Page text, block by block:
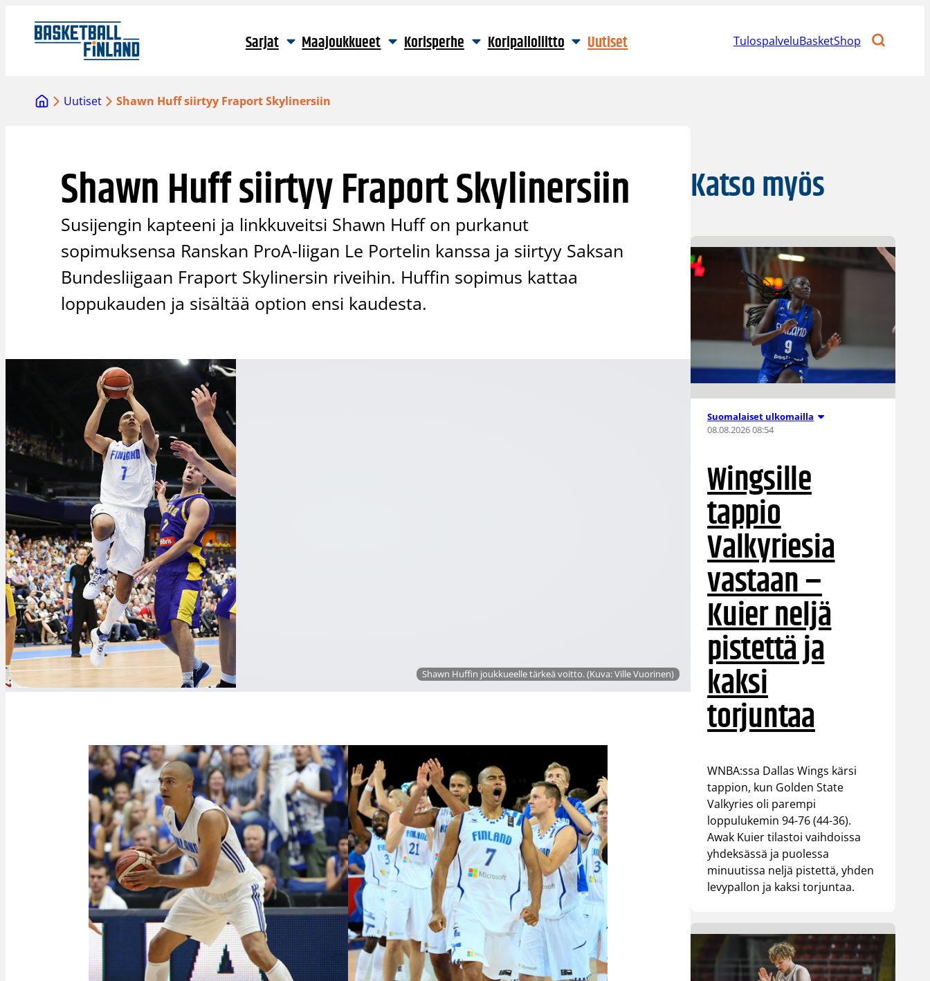
sisältöön
Sarjat Maajoukkueet Korisperhe Koripalloliitto Uutiset TulospalveluBasketShop
Uutiset Shawn Huff siirtyy Fraport Skylinersiin
Shawn Huff siirtyy Fraport Skylinersiin
Susijengin kapteeni ja linkkuveitsi Shawn Huff on purkanut
sopimuksensa Ranskan ProA-liigan Le Portelin kanssa ja siirtyy Saksan
Bundesliigaan Fraport Skylinersin riveihin. Huffin sopimus kattaa
loppukauden ja sisältää option ensi kaudesta.
Shawn Huffin joukkueelle tärkeä voitto. (Kuva: Ville Vuorinen)
Katso myös
Suomalaiset ulkomailla
08.08.2026 08:54
Wingsille
tappio
Valkyriesia
vastaan –
Kuier neljä
pistettä ja
kaksi
torjuntaa
WNBA:ssa Dallas Wings kärsi
tappion, kun Golden State
Valkyries oli parempi
loppulukemin 94-76 (44-36).
Awak Kuier tilastoi vaihdoissa
yhdeksässä ja puolessa
minuutissa neljä pistettä, yhden
levypallon ja kaksi torjuntaa.